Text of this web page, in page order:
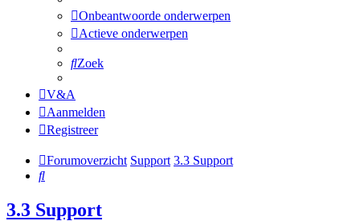
Onbeantwoorde onderwerpen
Actieve onderwerpen
Zoek
V&A
Aanmelden
Registreer
Forumoverzicht Support 3.3 Support
Zoek
3.3 Support